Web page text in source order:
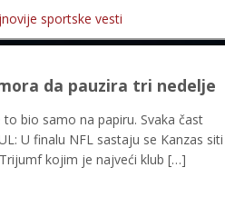
sportske vesti
da pauzira tri nedelje
bio samo na papiru. Svaka čast
U finalu NFL sastaju se Kanzas siti
kojim je najveći klub […]